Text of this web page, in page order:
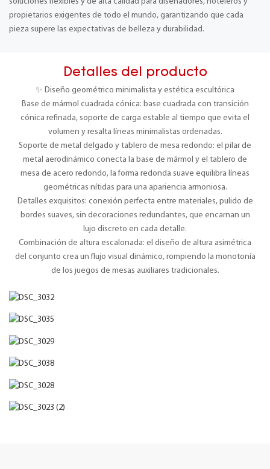
propietarios exigentes de todo el mundo, garantizando que cada
pieza supere las expectativas de belleza y durabilidad.
Detalles del producto
✨ Diseño geométrico minimalista y estética escultórica
Base de mármol cuadrada cónica: base cuadrada con transición
cónica refinada, soporte de carga estable al tiempo que evita el
volumen y resalta líneas minimalistas ordenadas.
Soporte de metal delgado y tablero de mesa redondo: el pilar de
metal aerodinámico conecta la base de mármol y el tablero de
mesa de acero redondo, la forma redonda suave equilibra líneas
geométricas nítidas para una apariencia armoniosa.
Detalles exquisitos: conexión perfecta entre materiales, pulido de
bordes suaves, sin decoraciones redundantes, que encarnan un
lujo discreto en cada detalle.
Combinación de altura escalonada: el diseño de altura asimétrica
del conjunto crea un flujo visual dinámico, rompiendo la monotonía
de los juegos de mesas auxiliares tradicionales.